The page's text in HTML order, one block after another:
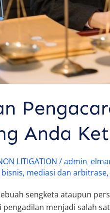
Anda
LITIGATION /
, mediasi dan arbitrase,
sengketa ataupun
pengadilan menjadi salah